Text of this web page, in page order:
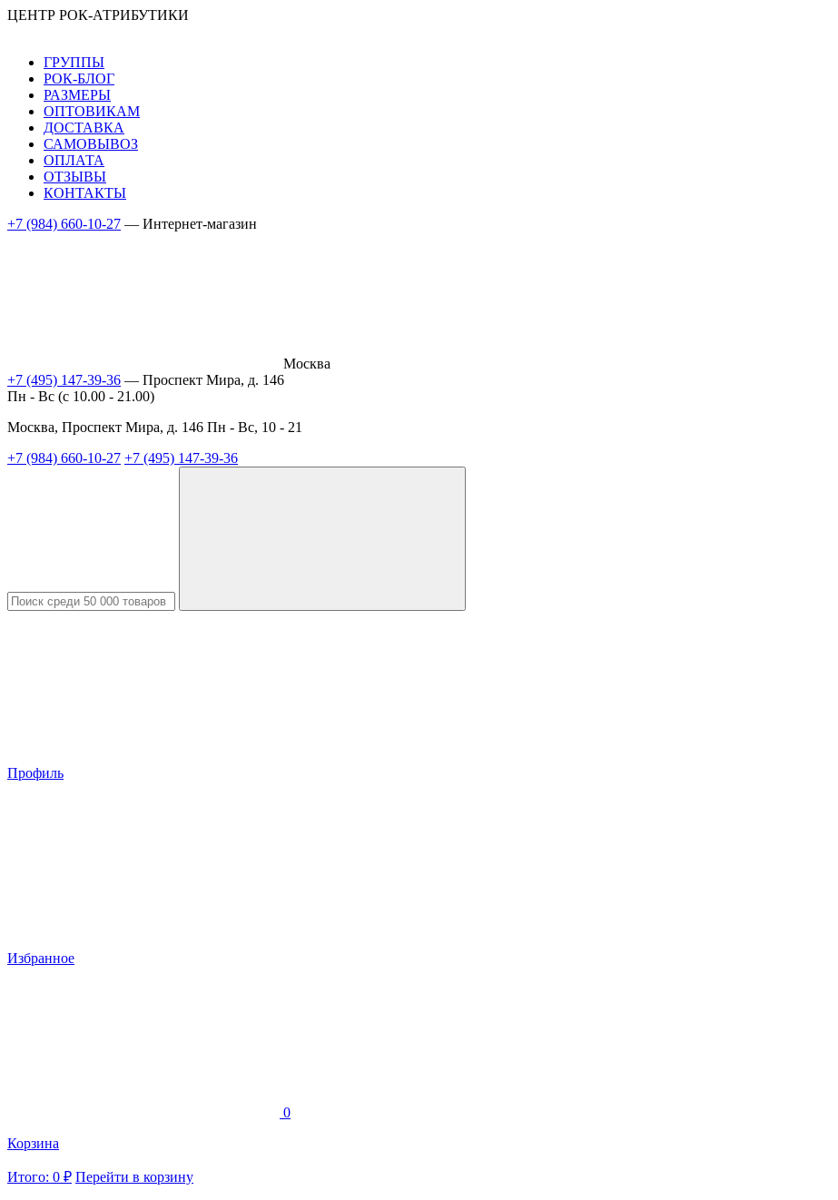
ЦЕНТР РОК-АТРИБУТИКИ
ГРУППЫ
РОК-БЛОГ
РАЗМЕРЫ
ОПТОВИКАМ
ДОСТАВКА
САМОВЫВОЗ
ОПЛАТА
ОТЗЫВЫ
КОНТАКТЫ
+7 (984) 660-10-27 — Интернет-магазин
Москва
+7 (495) 147-39-36 — Проспект Мира, д. 146
Пн - Вс (c 10.00 - 21.00)
Москва, Проспект Мира, д. 146 Пн - Вс, 10 - 21
+7 (984) 660-10-27 +7 (495) 147-39-36
Профиль
Избранное
0
Корзина
Итого: 0 ₽ Перейти в корзину